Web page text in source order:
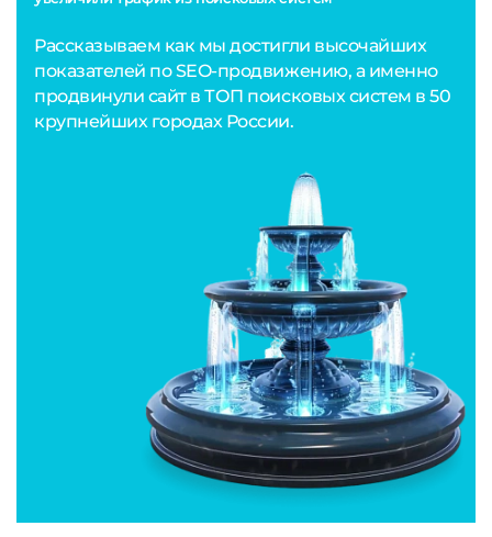
Рассказываем как мы достигли высочайших
показателей по SEO-продвижению, а именно
продвинули сайт в ТОП поисковых систем в 50
крупнейших городах России.